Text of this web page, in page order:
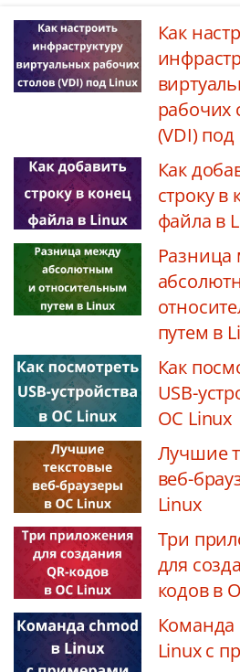
Как
рабочих
(VDI) под
Как
строку в
файла в
Разница
путем в
Как
USB-
ОС Linux
Лучшие
веб-
Linux
Три
для
кодов в
Команда
Linux с